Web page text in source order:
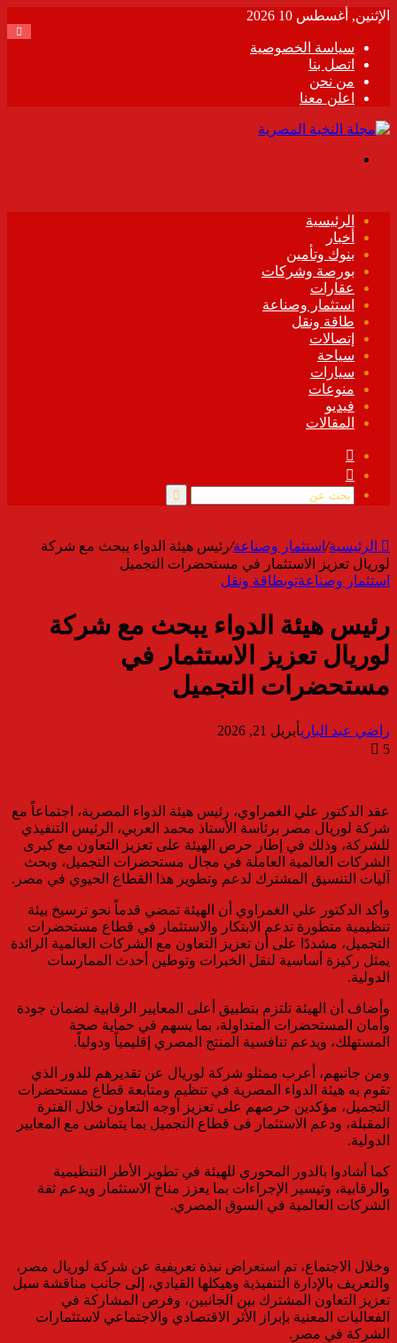
الإثنين, أغسطس 10 2026
سياسة الخصوصية
اتصل بنا
من نحن
اعلن معنا
الرئيسية
أخبار
بنوك وتأمين
بورصة وشركات
عقارات
استثمار وصناعة
طاقة ونقل
إتصالات
سياحة
سيارات
منوعات
فيديو
المقالات
الموقع
RSS
بحث
الرئيسية/ استثمار وصناعة/رئيس هيئة الدواء يبحث مع شركة
لوريال تعزيز الاستثمار في مستحضرات التجميل
استثمار وصناعةتوبطاقة ونقل
رئيس هيئة الدواء يبحث مع شركة
لوريال تعزيز الاستثمار في
مستحضرات التجميل
راضي عبد الباريأبريل 21, 2026
5
عقد الدكتور علي الغمراوي، رئيس هيئة الدواء المصرية، اجتماعاً مع
شركة لوريال مصر برئاسة الأستاذ محمد العربي، الرئيس التنفيذي
للشركة، وذلك في إطار حرص الهيئة على تعزيز التعاون مع كبرى
الشركات العالمية العاملة في مجال مستحضرات التجميل، وبحث
آليات التنسيق المشترك لدعم وتطوير هذا القطاع الحيوي في مصر.
وأكد الدكتور علي الغمراوي أن الهيئة تمضي قدماً نحو ترسيخ بيئة
تنظيمية متطورة تدعم الابتكار والاستثمار في قطاع مستحضرات
التجميل، مشددًا على أن تعزيز التعاون مع الشركات العالمية الرائدة
يمثل ركيزة أساسية لنقل الخبرات وتوطين أحدث الممارسات
الدولية.
وأضاف أن الهيئة تلتزم بتطبيق أعلى المعايير الرقابية لضمان جودة
وأمان المستحضرات المتداولة، بما يسهم في حماية صحة
المستهلك، ويدعم تنافسية المنتج المصري إقليمياً ودولياً.
ومن جانبهم، أعرب ممثلو شركة لوريال عن تقديرهم للدور الذي
تقوم به هيئة الدواء المصرية في تنظيم ومتابعة قطاع مستحضرات
التجميل، مؤكدين حرصهم على تعزيز أوجه التعاون خلال الفترة
المقبلة، ودعم الاستثمار فى قطاع التجميل بما يتماشى مع المعايير
الدولية.
كما أشادوا بالدور المحوري للهيئة في تطوير الأطر التنظيمية
والرقابية، وتيسير الإجراءات بما يعزز مناخ الاستثمار ويدعم ثقة
الشركات العالمية في السوق المصري.
وخلال الاجتماع، تم استعراض نبذة تعريفية عن شركة لوريال مصر،
والتعريف بالإدارة التنفيذية وهيكلها القيادي، إلى جانب مناقشة سبل
تعزيز التعاون المشترك بين الجانبين، وفرص المشاركة في
الفعاليات المعنية بإبراز الأثر الاقتصادي والاجتماعي لاستثمارات
الشركة في مصر.